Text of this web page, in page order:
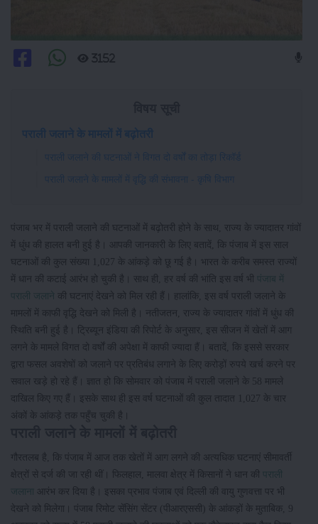
3152
पराली जलाने के मामलों में बढ़ोतरी
पराली जलाने की घटनाओं ने विगत दो वर्षों का तोड़ा रिकॉर्ड
पराली जलाने के मामलों में वृद्धि की संभावना - कृषि विभाग
पंजाब भर में पराली जलाने की घटनाओं में बढ़ोतरी होने के साथ, राज्य के ज्यादातर गांवों
में धुंध की हालत बनी हुई है। आपकी जानकारी के लिए बतादें, कि पंजाब में इस साल
घटनाओं की कुल संख्या 1,027 के आंकड़े को छू गई है। भारत के करीब समस्त राज्यों
में धान की कटाई आरंभ हो चुकी है। साथ ही, हर वर्ष की भांति इस वर्ष भी
पंजाब में
पराली जलाने की घटनाएं देखने को मिल रही हैं। हालांकि, इस वर्ष पराली जलाने के
मामलों में काफी वृद्धि देखने को मिली है। नतीजतन, राज्य के ज्यादातर गांवों में धुंध की
स्थिति बनी हुई है। ट्रिब्यून इंडिया की रिपोर्ट के अनुसार, इस सीजन में खेतों में आग
लगने के मामले विगत दो वर्षों की अपेक्षा में काफी ज्यादा हैं। बतादें, कि इससे सरकार
द्वारा फसल अवशेषों को जलाने पर प्रतिबंध लगाने के लिए करोड़ों रुपये खर्च करने पर
सवाल खड़े हो रहे हैं। ज्ञात हो कि सोमवार को पंजाब में पराली जलाने के 58 मामले
दाखिल किए गए हैं। इसके साथ ही इस वर्ष घटनाओं की कुल तादात 1,027 के चार
अंकों के आंकड़े तक पहुँच चुकी है।
गौरतलब है, कि पंजाब में आज तक खेतों में आग लगने की अत्यधिक घटनाएं सीमावर्ती
क्षेत्रों से दर्ज की जा रही थीं। फिलहाल, मालवा क्षेत्र में किसानों ने धान की
पराली
जलाना
आरंभ कर दिया है। इसका प्रभाव पंजाब एवं दिल्ली की वायु गुणवत्ता पर भी
देखने को मिलेगा। पंजाब रिमोट सेंसिंग सेंटर (पीआरएससी) के आंकड़ों के मुताबिक, 9